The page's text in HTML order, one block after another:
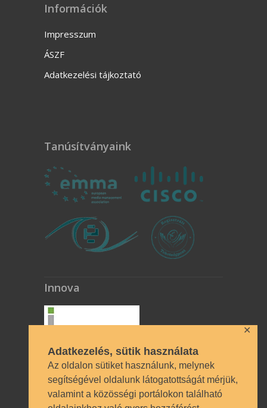
Adatkezelés, sütik használata
Az oldalon sütiket használunk, melynek
segítségével oldalunk látogatottságát mérjük,
valamint a közösségi portálokon található
✕
Információk
Impresszum
ÁSZF
Adatkezelési tájkoztató
Tanúsítványaink
Innova
Technikai azonosítók